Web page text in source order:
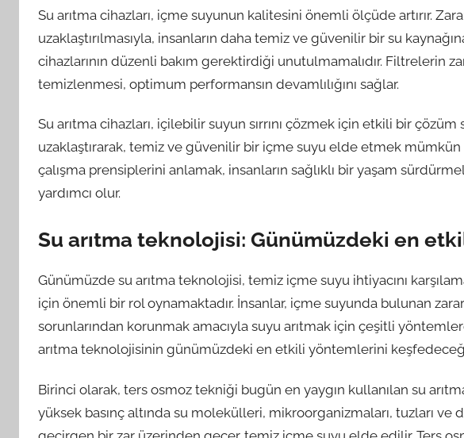
Su arıtma cihazları, içme suyunun kalitesini önemli ölçüde artırır.
uzaklaştırılmasıyla, insanların daha temiz ve güvenilir bir su
cihazlarının düzenli bakım gerektirdiği unutulmamalıdır. Filtrelerin
temizlenmesi, optimum performansın devamlılığını sağlar.
Su arıtma cihazları, içilebilir suyun sırrını çözmek için etkili bir
uzaklaştırarak, temiz ve güvenilir bir içme suyu elde etmek mümkün
çalışma prensiplerini anlamak, insanların sağlıklı bir yaşam
yardımcı olur.
Su arıtma teknolojisi: Günümüzdeki en
Günümüzde su arıtma teknolojisi, temiz içme suyu ihtiyacını
için önemli bir rol oynamaktadır. İnsanlar, içme suyunda bulunan
sorunlarından korunmak amacıyla suyu arıtmak için çeşitli
arıtma teknolojisinin günümüzdeki en etkili yöntemlerini
Birinci olarak, ters osmoz tekniği bugün en yaygın kullanılan su
yüksek basınç altında su molekülleri, mikroorganizmaları, tuzları